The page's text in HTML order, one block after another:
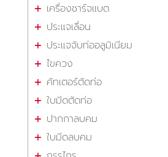
เครื่องชาร์จแบต
ประแจเลื่อน
ประแจจับท่ออลูมิเนียม
ไขควง
คัทเตอร์ตัดท่อ
ใบมีดตัดท่อ
ปากกาลบคม
ใบมีดลบคม